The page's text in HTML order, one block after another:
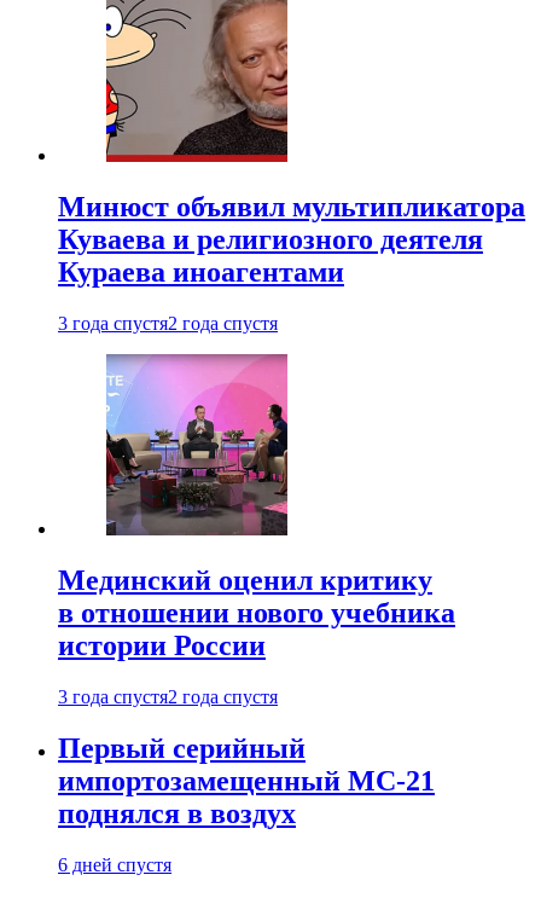
Минюст объявил мультипликатора
Куваева и религиозного деятеля
Кураева иноагентами
3 года спустя2 года спустя
Мединский оценил критику
в отношении нового учебника
истории России
3 года спустя2 года спустя
Первый серийный
импортозамещенный МС-21
поднялся в воздух
6 дней спустя